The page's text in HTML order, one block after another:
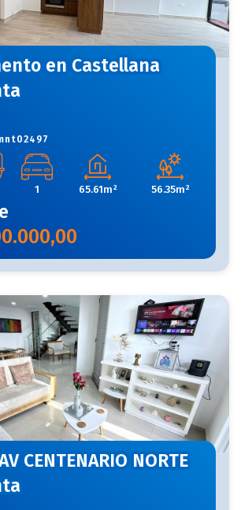
en Castellana
1 65.61m² 56.35m²
CENTENARIO NORTE